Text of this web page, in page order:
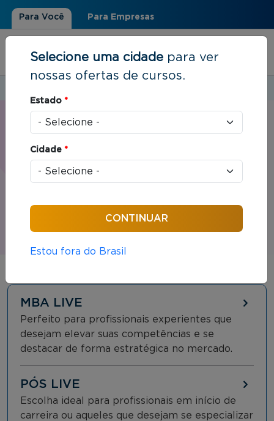
Para Você Para Empresas
Você está aqui
Live
Live | Uberlândia, MG
A modalidade Live combina a interação em tempo
MBA LIVE
Perfeito para profissionais experientes que
desejam elevar suas competências e se
destacar de forma estratégica no mercado.
PÓS LIVE
Escolha ideal para profissionais em início de
carreira ou aqueles que desejam se especializar
Selecione uma cidade para ver
nossas ofertas de cursos.
Estado *
Cidade *
Estou fora do Brasil